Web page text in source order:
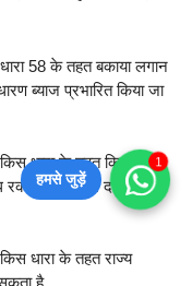
58 के तहत बकाया लगान
ब्याज प्रभारित किया जा
धारा के तहत किसी
रकम वसूलने पर दण्ड का
धारा के तहत राज्य
हमसे जुड़ें
1